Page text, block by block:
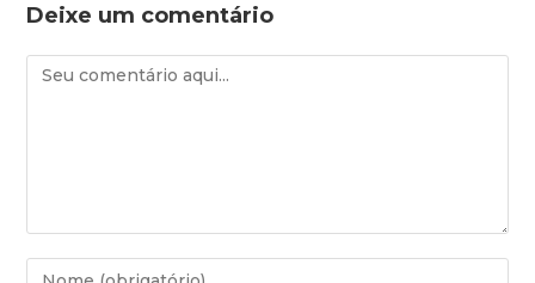
Deixe um comentário
Comentário
Digite